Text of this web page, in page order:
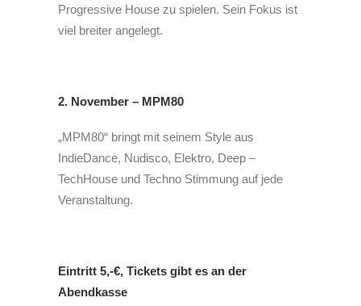
Progressive House zu spielen. Sein Fokus ist
viel breiter angelegt.
2. November – MPM80
„MPM80“ bringt mit seinem Style aus
IndieDance, Nudisco, Elektro, Deep –
TechHouse und Techno Stimmung auf jede
Veranstaltung.
Eintritt 5,-€, Tickets gibt es an der
Abendkasse